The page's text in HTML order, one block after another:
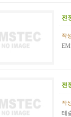
전
작
전
작
테